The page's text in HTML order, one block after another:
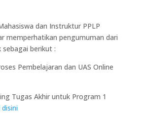
dan Instruktur PPLP
memperhatikan pengumuman dari
sebagai berikut :
Pembelajaran dan UAS Online
Tugas Akhir untuk Program 1